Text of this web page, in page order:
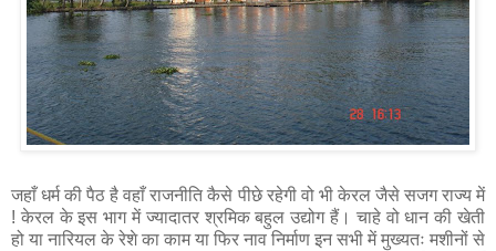
जहाँ धर्म की पैठ है वहाँ राजनीति कैसे पीछे रहेगी वो भी केरल जैसे सजग राज्य में
! केरल के इस भाग में ज्यादातर श्रमिक बहुल उद्योग हैं। चाहे वो धान की खेती
हो या नारियल के रेशे का काम या फिर नाव निर्माण इन सभी में मुख्यतः मशीनों से